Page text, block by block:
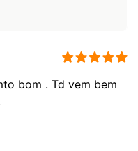
bom . Td vem bem